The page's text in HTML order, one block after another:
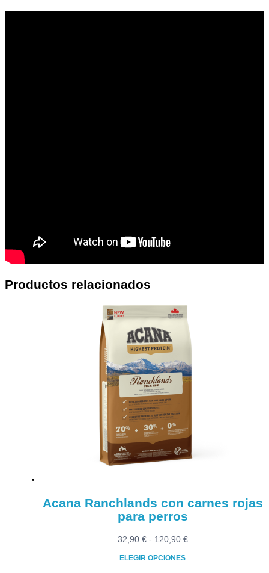
Productos relacionados
Acana Ranchlands con carnes rojas
para perros
32,90 € - 120,90 €Rango
ELEGIR OPCIONES